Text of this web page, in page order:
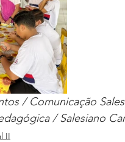
/ Comunicação
/ Salesiano
II